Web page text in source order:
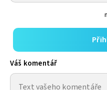
Váš komentář